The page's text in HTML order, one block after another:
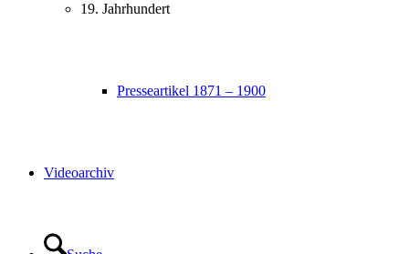
19. Jahrhundert
Presseartikel 1871 – 1900
Videoarchiv